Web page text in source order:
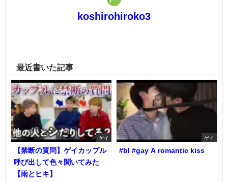
koshirohiroko3
最近書いた記事
ゲイ
【禁断の質問】ゲイカップル
呼び出して色々聞いてみた
【雨とヒキ】
ゲイ
#bl #gay A romantic kiss